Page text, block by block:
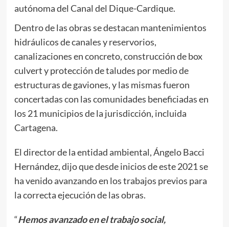
autónoma del Canal del Dique-Cardique.
Dentro de las obras se destacan mantenimientos
hidráulicos de canales y reservorios,
canalizaciones en concreto, construcción de box
culvert y protección de taludes por medio de
estructuras de gaviones, y las mismas fueron
concertadas con las comunidades beneficiadas en
los 21 municipios de la jurisdicción, incluida
Cartagena.
El director de la entidad ambiental, Ángelo Bacci
Hernández, dijo que desde inicios de este 2021 se
ha venido avanzando en los trabajos previos para
la correcta ejecución de las obras.
“Hemos avanzado en el trabajo social,